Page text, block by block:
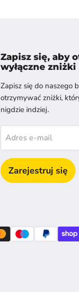
Zapisz się, aby
wyłączne zniżki
Zapisz się do naszego
otrzymywać zniżki,
nigdzie indziej.
Adres e-mail
Zarejestruj się